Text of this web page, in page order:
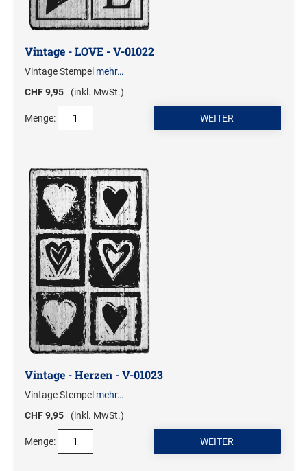
Vintage - LOVE - V-01022
Vintage Stempel mehr…
CHF 9,95
(inkl. MwSt.)
Menge:
Vintage - Herzen - V-01023
Vintage Stempel mehr…
CHF 9,95
(inkl. MwSt.)
Menge: